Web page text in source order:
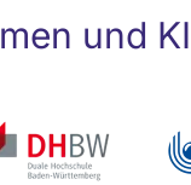
und